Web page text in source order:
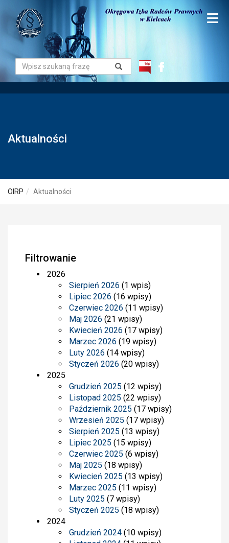
Aktualności
OIRP Aktualności
Filtrowanie
2026
Sierpień 2026 (1 wpis)
Lipiec 2026 (16 wpisy)
Czerwiec 2026 (11 wpisy)
Maj 2026 (21 wpisy)
Kwiecień 2026 (17 wpisy)
Marzec 2026 (19 wpisy)
Luty 2026 (14 wpisy)
Styczeń 2026 (20 wpisy)
2025
Grudzień 2025 (12 wpisy)
Listopad 2025 (22 wpisy)
Październik 2025 (17 wpisy)
Wrzesień 2025 (17 wpisy)
Sierpień 2025 (13 wpisy)
Lipiec 2025 (15 wpisy)
Czerwiec 2025 (6 wpisy)
Maj 2025 (18 wpisy)
Kwiecień 2025 (13 wpisy)
Marzec 2025 (11 wpisy)
Luty 2025 (7 wpisy)
Styczeń 2025 (18 wpisy)
2024
Grudzień 2024 (10 wpisy)